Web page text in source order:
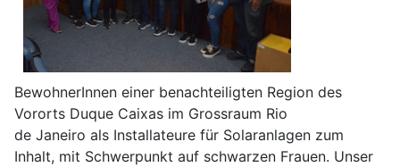
BewohnerInnen einer benachteiligten Region des
Vororts Duque Caixas im Grossraum Rio
de Janeiro als Installateure für Solaranlagen zum
Inhalt, mit Schwerpunkt auf schwarzen Frauen. Unser